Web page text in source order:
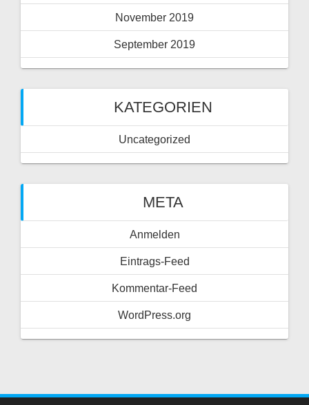
November 2019
September 2019
KATEGORIEN
Uncategorized
META
Anmelden
Eintrags-Feed
Kommentar-Feed
WordPress.org